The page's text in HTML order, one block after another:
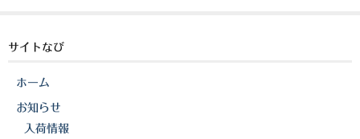
吉永酒造場
田村合名
薩摩酒造
b
o
o
k
サイトなび
ホーム
お知らせ
入荷情報